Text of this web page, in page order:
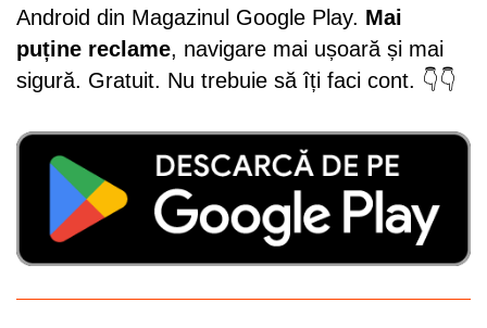
Android din Magazinul Google Play. Mai
puține reclame, navigare mai ușoară și mai
sigură. Gratuit. Nu trebuie să îți faci cont. 👇👇